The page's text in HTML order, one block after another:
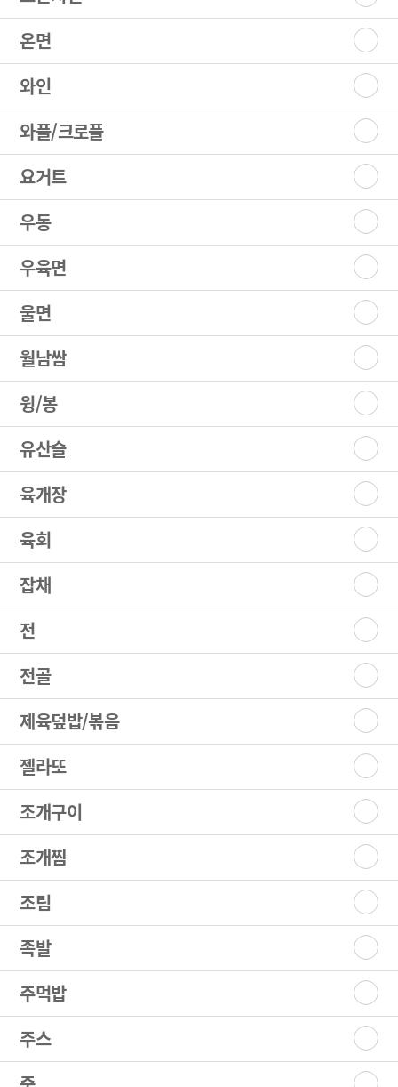
온면
와인
와플/크로플
요거트
우동
우육면
울면
월남쌈
윙/봉
유산슬
육개장
육회
잡채
전
전골
제육덮밥/볶음
젤라또
조개구이
조개찜
조림
족발
주먹밥
주스